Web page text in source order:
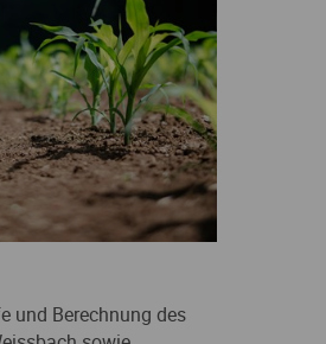
und Berechnung des